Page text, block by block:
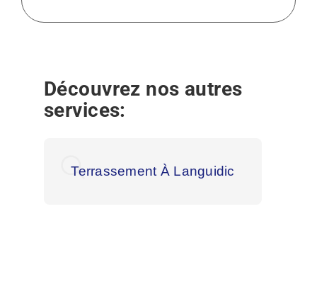
Découvrez nos autres
services:
Terrassement À Languidic